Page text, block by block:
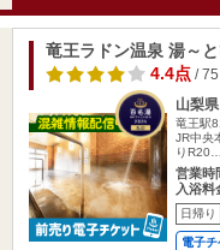
竜王ラドン温泉 湯～
4.4点/ 75
山梨
竜王駅
JR中央
りR20…
営業時
入浴料
日帰り
電子チ